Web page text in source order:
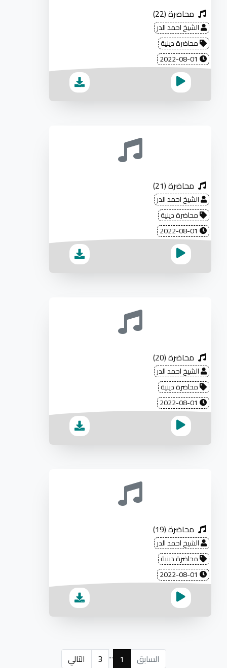
محاضرة (22)
الشيخ احمد الدر
محاضرة دينية
محاضرة (21)
الشيخ احمد الدر
محاضرة دينية
محاضرة (20)
الشيخ احمد الدر
محاضرة دينية
محاضرة (19)
الشيخ احمد الدر
محاضرة دينية
السابق 1
...
3 التالي